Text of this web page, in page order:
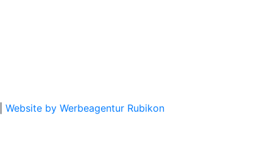
Website by Werbeagentur Rubikon